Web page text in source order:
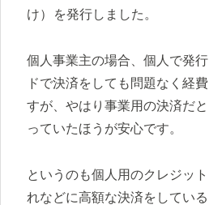
け）
を発行しました。
個人事業主の場合、個人で発
ドで決済をしても問題なく経
すが、やはり事業用の決済だ
っていたほうが安心です。
というのも個人用のクレジッ
れなどに高額な決済をしてい